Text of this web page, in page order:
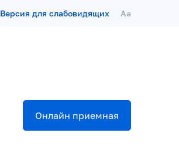
Версия для слабовидящих Aa
Онлайн приемная